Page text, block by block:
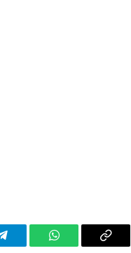
Telegram WhatsAppCopy